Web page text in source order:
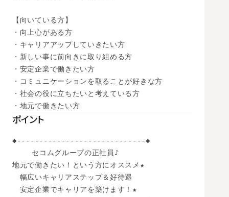
【向いている方】
・向上心がある方
・キャリアアップしていきたい方
・新しい事に前向きに取り組める方
・安定企業で働きたい方
・コミュニケーションを取ることが好きな方
・社会の役に立ちたいと考えている方
・地元で働きたい方
ポイント
◆-----------------------------◆
セコムグループの正社員♪
地元で働きたい！という方にオススメ★
幅広いキャリアステップ＆好待遇
安定企業でキャリアを築けます！★